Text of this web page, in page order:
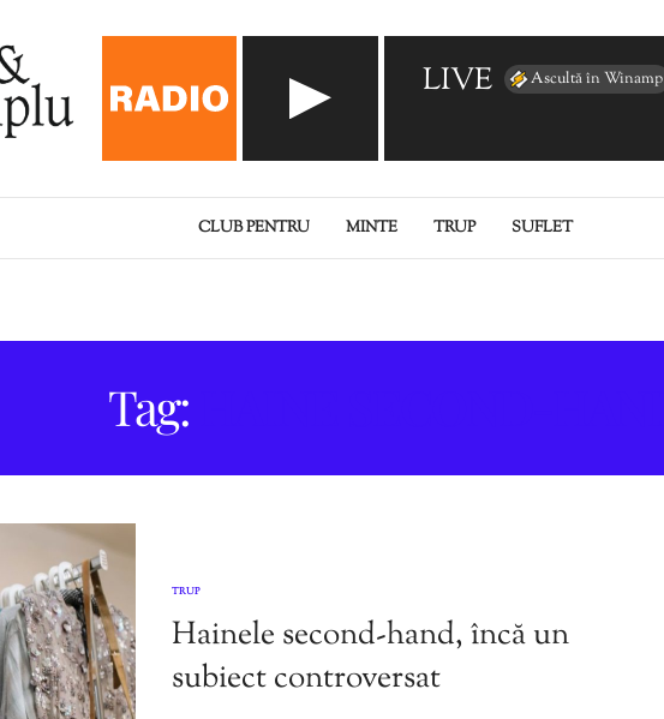
LIVE Ascultă în Winamp
CLUB PENTRU MINTE TRUP SUFLET
Tag:
TRUP
Hainele second-hand, încă un
subiect controversat